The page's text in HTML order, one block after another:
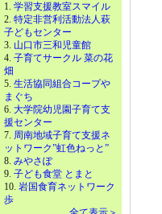
1. 学習支援教室スマイル
2. 特定非営利活動法人萩
子どもセンター
3. 山口市三和児童館
4. 子育てサークル 菜の花
畑
5. 生活協同組合コープや
まぐち
6. 大学院幼児園子育て支
援センター
7. 周南地域子育て支援ネ
ットワーク”虹色ねっと”
8. みやさぽ
9. 子ども食堂 とまと
10. 岩国食育ネットワーク
歩